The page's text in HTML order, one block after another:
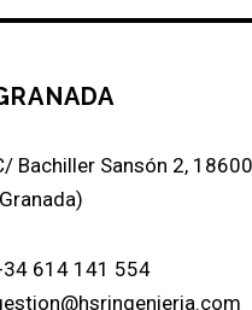
Bachiller Sansón 2,
614 141 554